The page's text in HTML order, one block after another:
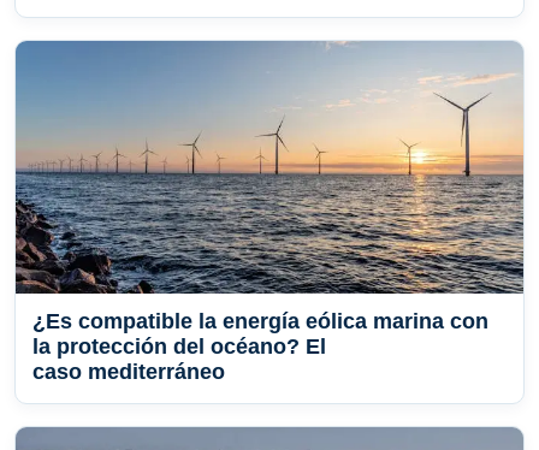
¿Es compatible la energía eólica marina con
la protección del océano? El
caso mediterráneo